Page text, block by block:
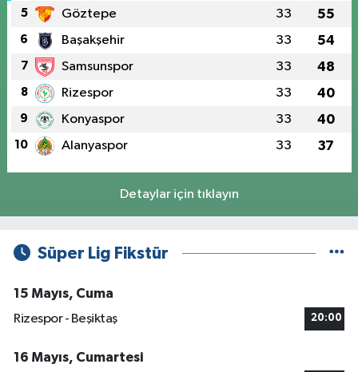
5 Göztepe 33 55
6 Başakşehir 33 54
7 Samsunspor 33 48
8 Rizespor 33 40
9 Konyaspor 33 40
10 Alanyaspor 33 37
Detaylar için tıklayın
Süper Lig Fikstür
15 Mayıs, Cuma
Rizespor - Beşiktaş
20:00
16 Mayıs, Cumartesi